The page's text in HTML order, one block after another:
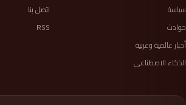
سياسة
حوادث
أخبار عالمية وعربية
الذكاء الاصطناعي
اتصل بنا
RSS